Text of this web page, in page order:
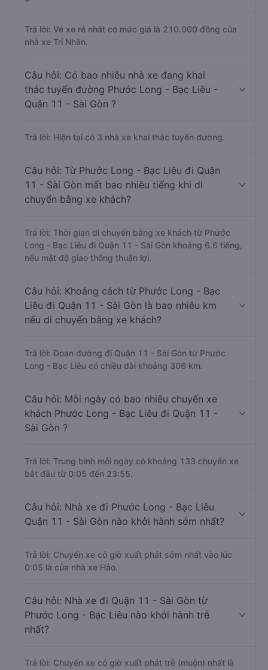
Trả lời: Vé xe rẻ nhất có mức giá là 210.000 đồng của
nhà xe Trí Nhân.
Câu hỏi: Có bao nhiêu nhà xe đang khai
thác tuyến đường Phước Long - Bạc Liêu -
Quận 11 - Sài Gòn ?
Trả lời: Hiện tại có 3 nhà xe khai thác tuyến đường.
Câu hỏi: Từ Phước Long - Bạc Liêu đi Quận
11 - Sài Gòn mất bao nhiêu tiếng khi di
chuyển bằng xe khách?
Trả lời: Thời gian di chuyển bằng xe khách từ Phước
Long - Bạc Liêu đi Quận 11 - Sài Gòn khoảng 6.6 tiếng,
nếu mật độ giao thông thuận lợi.
Câu hỏi: Khoảng cách từ Phước Long - Bạc
Liêu đi Quận 11 - Sài Gòn là bao nhiêu km
nếu di chuyển bằng xe khách?
Trả lời: Đoạn đường đi Quận 11 - Sài Gòn từ Phước
Long - Bạc Liêu có chiều dài khoảng 306 km.
Câu hỏi: Mỗi ngày có bao nhiêu chuyến xe
khách Phước Long - Bạc Liêu đi Quận 11 -
Sài Gòn ?
Trả lời: Trung bình mỗi ngày có khoảng 133 chuyến xe
bắt đầu từ 0:05 đến 23:55.
Câu hỏi: Nhà xe đi Phước Long - Bạc Liêu
Quận 11 - Sài Gòn nào khởi hành sớm nhất?
Trả lời: Chuyến xe có giờ xuất phát sớm nhất vào lúc
0:05 là của nhà xe Hảo.
Câu hỏi: Nhà xe đi Quận 11 - Sài Gòn từ
Phước Long - Bạc Liêu nào khởi hành trễ
nhất?
Trả lời: Chuyến xe có giờ xuất phát trễ (muộn) nhất là